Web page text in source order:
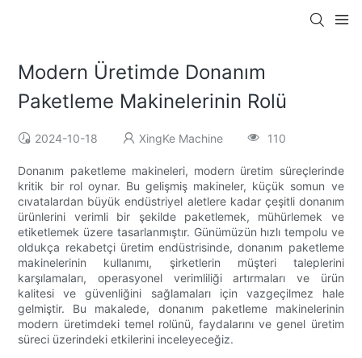
Modern Üretimde Donanım
Paketleme Makinelerinin Rolü
2024-10-18 XingKe Machine 110
Donanım paketleme makineleri, modern üretim süreçlerinde
kritik bir rol oynar. Bu gelişmiş makineler, küçük somun ve
cıvatalardan büyük endüstriyel aletlere kadar çeşitli donanım
ürünlerini verimli bir şekilde paketlemek, mühürlemek ve
etiketlemek üzere tasarlanmıştır. Günümüzün hızlı tempolu ve
oldukça rekabetçi üretim endüstrisinde, donanım paketleme
makinelerinin kullanımı, şirketlerin müşteri taleplerini
karşılamaları, operasyonel verimliliği artırmaları ve ürün
kalitesi ve güvenliğini sağlamaları için vazgeçilmez hale
gelmiştir. Bu makalede, donanım paketleme makinelerinin
modern üretimdeki temel rolünü, faydalarını ve genel üretim
süreci üzerindeki etkilerini inceleyeceğiz.